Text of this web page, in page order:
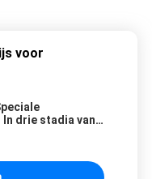
voor
In drie stadia van